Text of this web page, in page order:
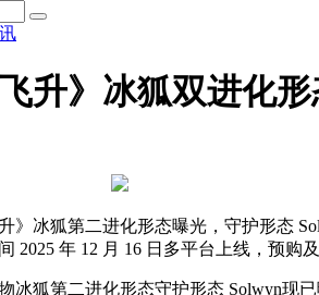
飞升》冰狐双进化
》冰狐第二进化形态曝光，守护形态
2025 年 12 月 16 日多平台上线，预购
冰狐第二进化形态守护形态 Solwyn